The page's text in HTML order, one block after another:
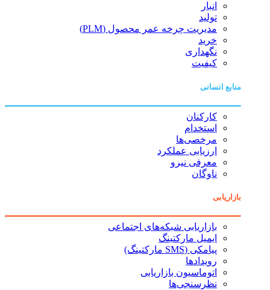
انبار
تولید
مدیریت چرخه عمر محصول (PLM)
خرید
نگهداری
کیفیت
منابع انسانی
کارکنان
استخدام
مرخصی‌ها
ارزیابی عملکرد
معرفی نیرو
ناوگان
بازاریابی
بازاریابی شبکه‌های اجتماعی
ایمیل مارکتینگ
پیامکی (SMS مارکتینگ)
رویدادها
اتوماسیون بازاریابی
نظرسنجی‌ها